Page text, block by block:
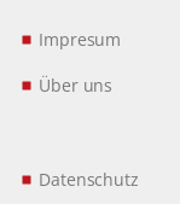
Impresum
Über uns
Datenschutz